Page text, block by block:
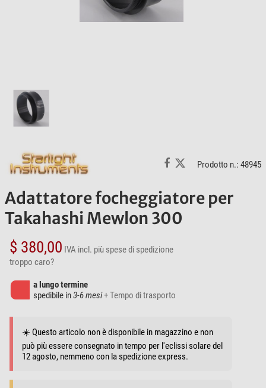
Prodotto n.: 48945
Adattatore focheggiatore per
Takahashi Mewlon 300
$ 380,00 IVA incl. più spese di spedizione
troppo caro?
a lungo termine
spedibile in3-6 mesi+ Tempo di trasporto
☀️ Questo articolo non è disponibile in magazzino e non
può più essere consegnato in tempo per l'eclissi solare del
12 agosto, nemmeno con la spedizione express.